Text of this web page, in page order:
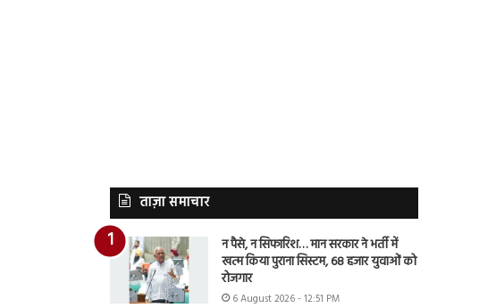
ताज़ा समाचार
न पैसे, न सिफारिश… मान सरकार ने भर्ती में
खत्म किया पुराना सिस्टम, 68 हजार युवाओं को
रोजगार
6 August 2026 - 12:51 PM